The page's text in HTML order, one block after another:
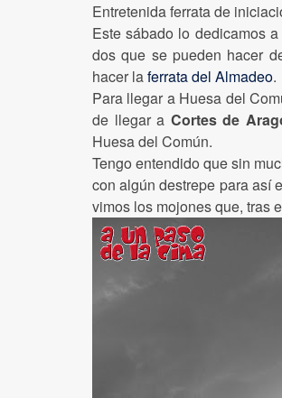
Entretenida ferrata de
Este sábado lo dedicamos
dos que se pueden hacer
hacer laferrata del Almadeo.
Para llegar a Huesa del
de llegar a Cortes de
Huesa del Común.
Tengo entendido que sin
con algún destrepe para así
vimos los mojones que, tras